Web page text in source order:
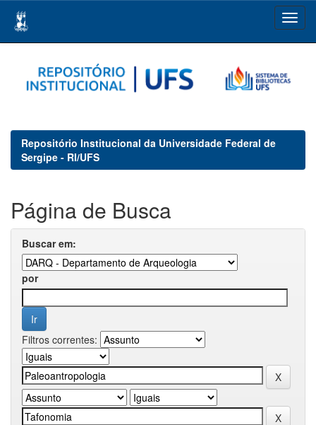
navigation
Repositório Institucional da Universidade Federal de
Sergipe - RI/UFS
Página de Busca
Buscar em:
por
Filtros correntes: